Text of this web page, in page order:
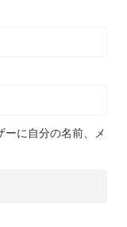
ーに自分の名前、メ